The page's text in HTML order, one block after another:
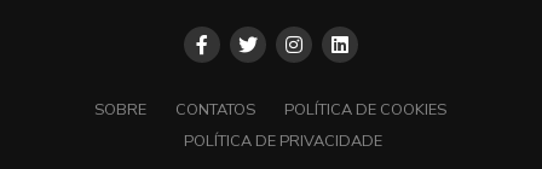
SOBRE CONTATOS
POLÍTICA DE COOKIES
POLÍTICA DE PRIVACIDADE